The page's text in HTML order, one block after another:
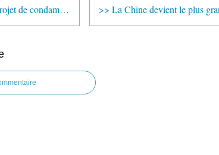
>> faire obstacle au projet de condamner à mort des étrangers malades